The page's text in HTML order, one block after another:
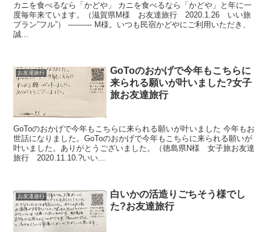
カニを食べるなら「かどや」 カニを食べるなら「かどや」と年に一
度毎年来ています。（滋賀県M様 お友達旅行 2020.1.26 いい旅
プラン”フル”） ---------- M様。いつも民宿かどやにご利用いただき、
誠...
お友達旅行
GoToのおかげで今年もこちらに
来られる願いが叶いました?女子
旅お友達旅行
GoToのおかげで今年もこちらに来られる願いが叶いました 今年もお
世話になりました。GoToのおかげで今年もこちらに来られる願いが
叶いました。ありがとうございました。（徳島県N様 女子旅お友達
旅行 2020.11.10.?いい...
お友達旅行
白いかの活造りごちそう様でし
た?お友達旅行